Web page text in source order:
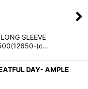
SLEEVE
)c…
DAY- AMPLE